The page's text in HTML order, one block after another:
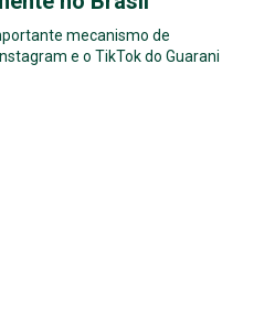
mecanismo de
e o TikTok do Guarani